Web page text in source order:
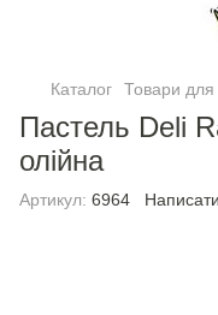
Каталог Товари
Пастель Deli
олiйна
Артикул: 6964 Написати